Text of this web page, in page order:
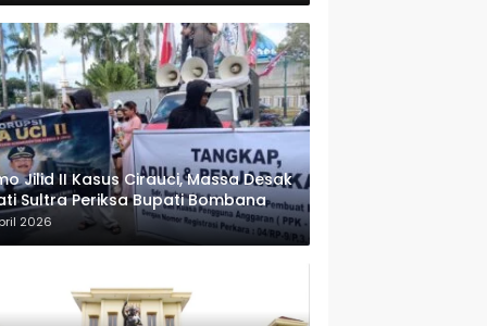
Jilid II Kasus Cirauci, Massa Desak
Sultra Periksa Bupati Bombana
2026